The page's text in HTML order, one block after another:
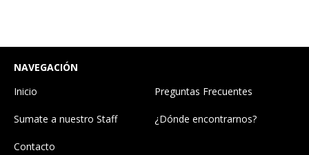
NAVEGACIÓN
Inicio
Preguntas Frecuentes
Sumate a nuestro Staff ¿Dónde encontrarnos?
Contacto